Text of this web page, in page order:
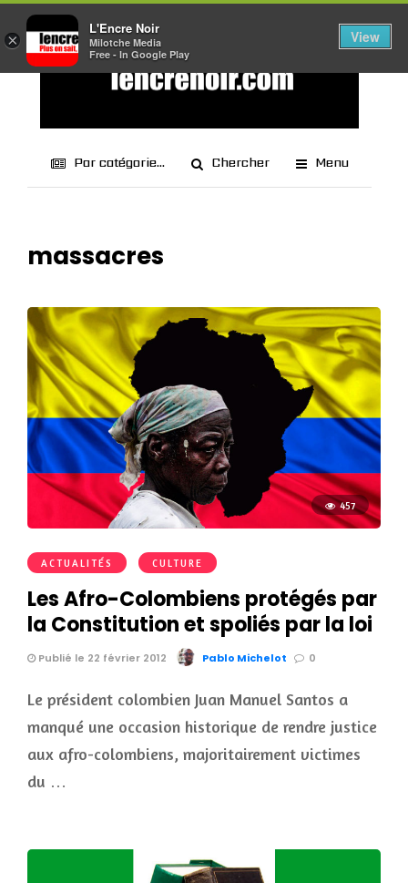
Par catégorie... Chercher Menu
massacres
457
ACTUALITÉS CULTURE
Les Afro-Colombiens protégés par
la Constitution et spoliés par la loi
Publié le 22 février 2012 Pablo Michelot 0
Le président colombien Juan Manuel Santos a
manqué une occasion historique de rendre justice
aux afro-colombiens, majoritairement victimes
du …
×
L'Encre Noir
Milotche Media
Free - In Google Play
View